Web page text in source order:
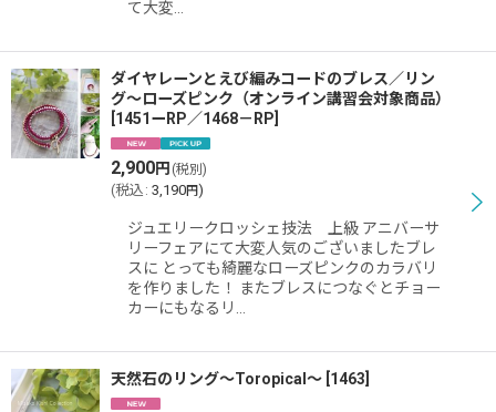
て大変…
ダイヤレーンとえび編みコードのブレス／リン
グ〜ローズピンク（オンライン講習会対象商品）
1451ーRP／1468－RP
2,900円 (税別)
(税込 : 3,190円)
ジュエリークロッシェ技法 上級 アニバーサ
リーフェアにて大変人気のございましたブレ
スに とっても綺麗なローズピンクのカラバリ
を作りました！ またブレスにつなぐとチョー
カーにもなるリ…
天然石のリング〜Toropical〜 1463